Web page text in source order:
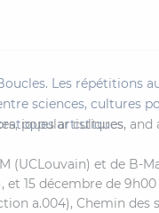
Les répétitions
sciences, cultures
artistiques.
popular cultures, and
(UCLouvain) et de B-
15 décembre de 9h00
a.004), Chemin des